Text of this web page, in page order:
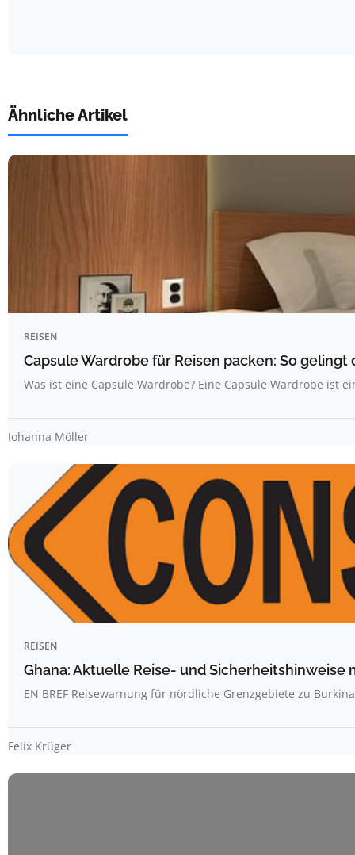
Ähnliche Artikel
REISEN
Capsule Wardrobe für Reisen packen: So
Was ist eine Capsule Wardrobe? Eine Capsule Wardrobe ist
Johanna Möller
REISEN
Ghana: Aktuelle Reise- und Sicherheitshinweise
EN BREF Reisewarnung für nördliche Grenzgebiete zu
Felix Krüger